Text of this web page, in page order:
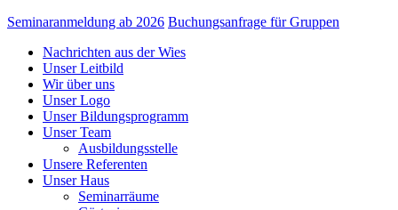
Seminaranmeldung ab 2026 Buchungsanfrage für Gruppen
Nachrichten aus der Wies
Unser Leitbild
Wir über uns
Unser Logo
Unser Bildungsprogramm
Unser Team
Ausbildungsstelle
Unsere Referenten
Unser Haus
Seminarräume